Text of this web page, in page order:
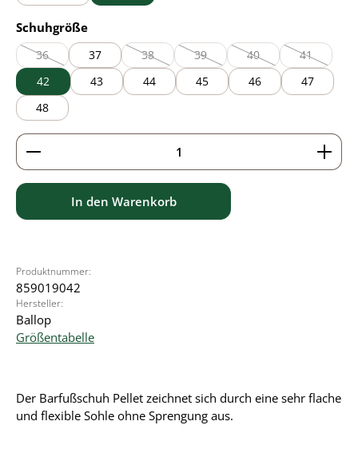
Schuhgrößeauswählen
36
(Diese Option ist zurzeit nicht verfügbar.)
37 38
(Diese Option ist zurzeit nicht verfügbar.)
39
(Diese Option ist zurzeit nicht
40
(Diese Option ist
41
(Diese
42 43 44 45 46
47
48
Produkt Anzahl: Gib den gewünschten Wert ein
In den Warenkorb
Produktnummer:
859019042
Hersteller:
Ballop
Größentabelle
Der Barfußschuh Pellet zeichnet sich durch eine sehr flache
und flexible Sohle ohne Sprengung aus.